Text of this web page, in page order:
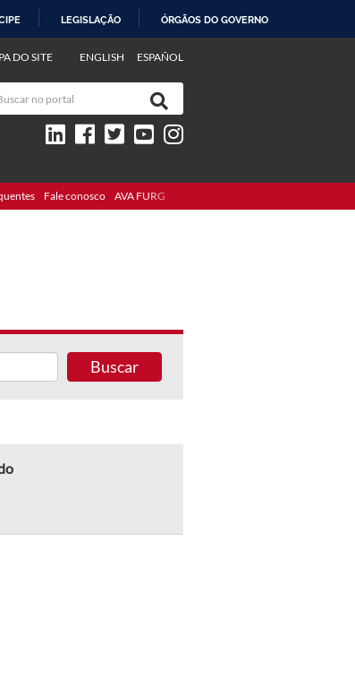
LEGISLAÇÃO ÓRGÃOS DO GOVERNO
ENGLISH ESPAÑOL
DO SITE
Fale conosco AVA FURG
Buscar